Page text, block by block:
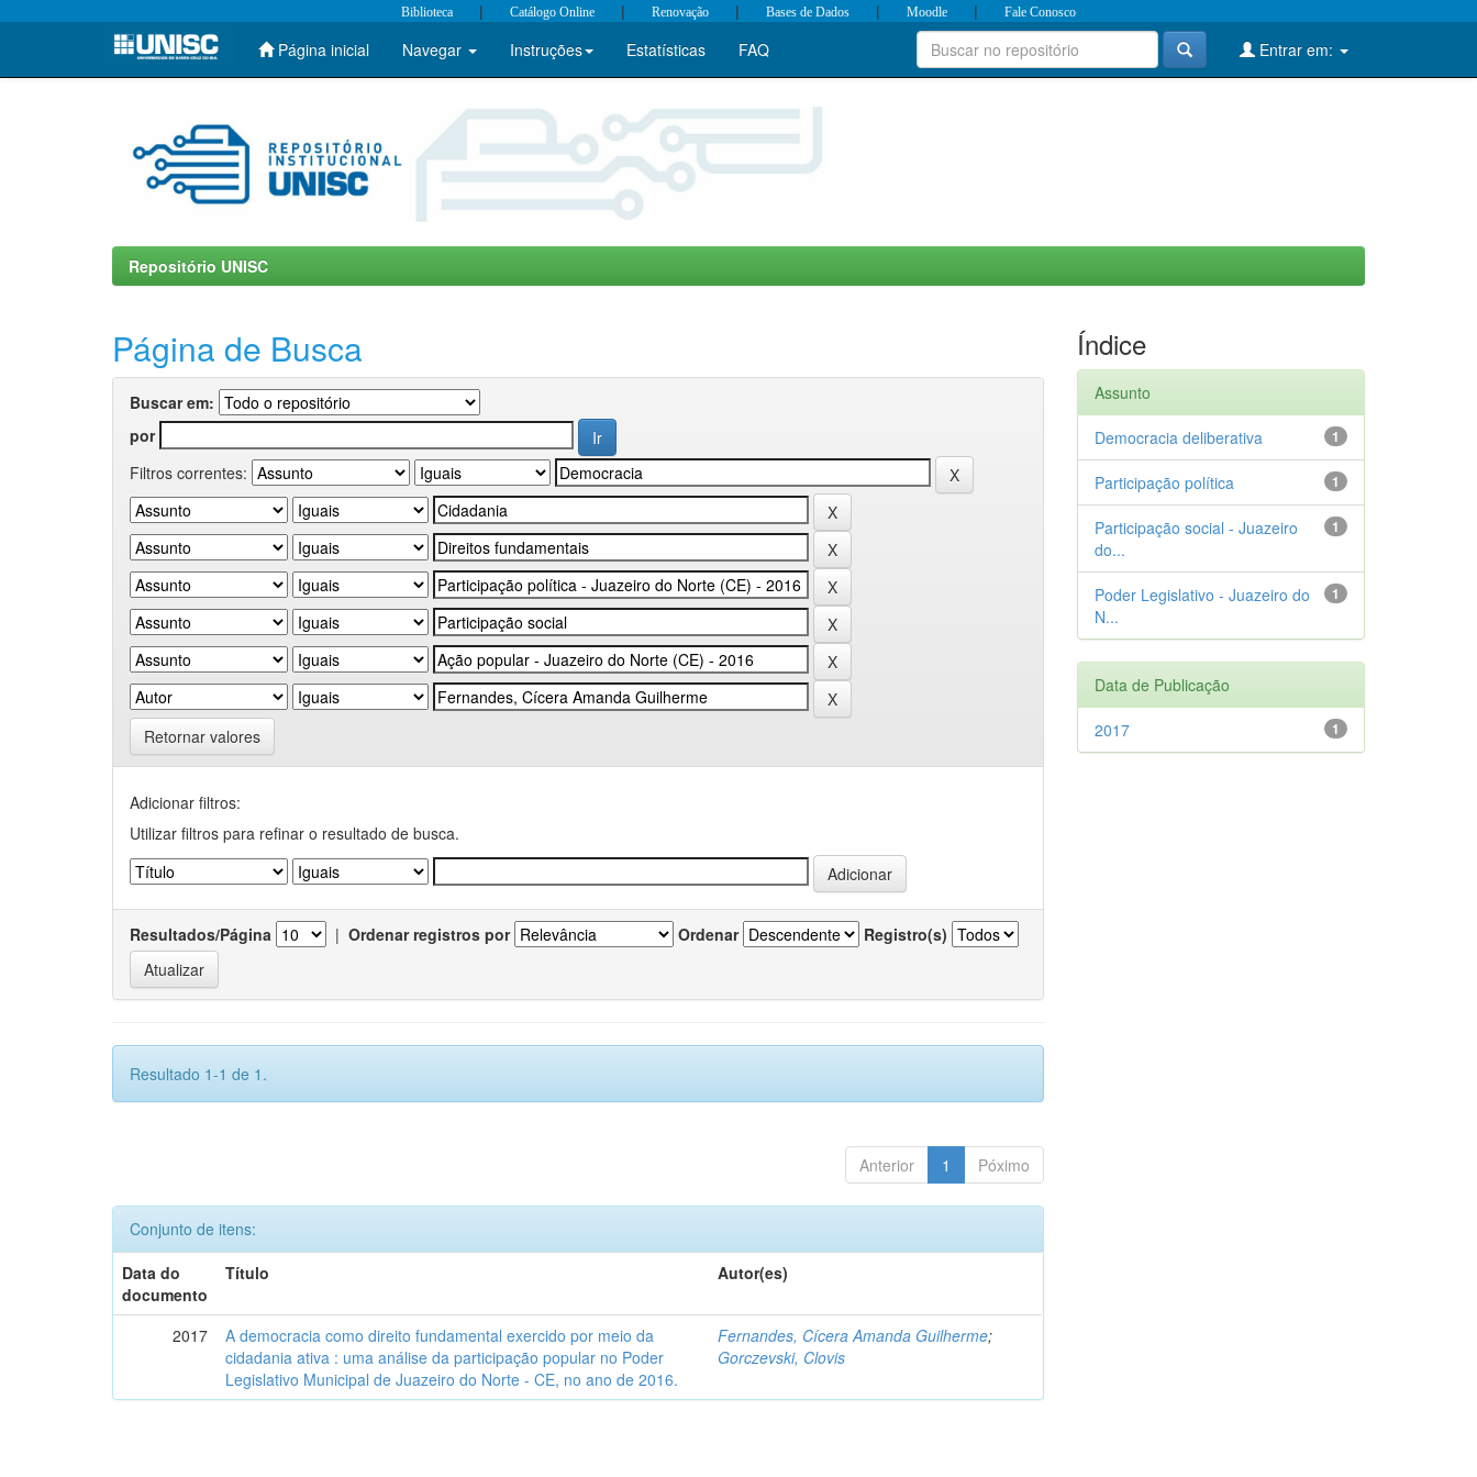
Skip
Biblioteca | Catálogo Online | Renovação | Bases de Dados | Moodle | Fale Conosco
Página inicial Navegar Instruções Estatísticas FAQ Entrar em:
Repositório UNISC
Página de Busca
Buscar em:
por
Filtros correntes:
Retornar valores
Adicionar filtros:
Utilizar filtros para refinar o resultado de busca.
Resultados/Página | Ordenar registros por Ordenar Registro(s)
Resultado 1-1 de 1.
Anterior 1 Póximo
Conjunto de itens:
Data do
documento
Título Autor(es)
2017
A democracia como direito fundamental exercido por meio da
cidadania ativa : uma análise da participação popular no Poder
Legislativo Municipal de Juazeiro do Norte - CE, no ano de 2016.
Fernandes, Cícera Amanda Guilherme;
Gorczevski, Clovis
Índice
Assunto
1
Democracia deliberativa
1
Participação política
1
Participação social - Juazeiro
do...
1
Poder Legislativo - Juazeiro do
N...
Data de Publicação
1
2017